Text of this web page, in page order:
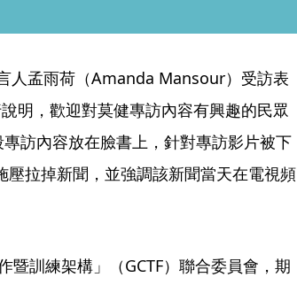
人孟雨荷（Amanda Mansour）受訪表
明，歡迎對莫健專訪內容有興趣的民眾
訪內容放在臉書上，針對專訪影片被下
壓拉掉新聞，並強調該新聞當天在電視頻
訓練架構」（GCTF）聯合委員會，期